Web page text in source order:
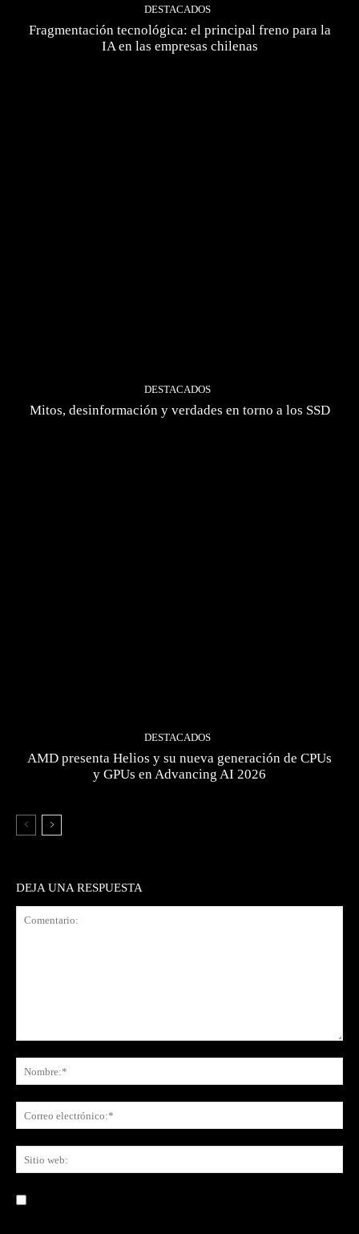
DESTACADOS
Fragmentación tecnológica: el principal freno para la
IA en las empresas chilenas
DESTACADOS
Mitos, desinformación y verdades en torno a los SSD
DESTACADOS
AMD presenta Helios y su nueva generación de CPUs
y GPUs en Advancing AI 2026
DEJA UNA RESPUESTA